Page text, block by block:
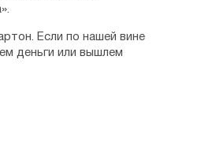
Если по нашей вине
деньги или вышлем